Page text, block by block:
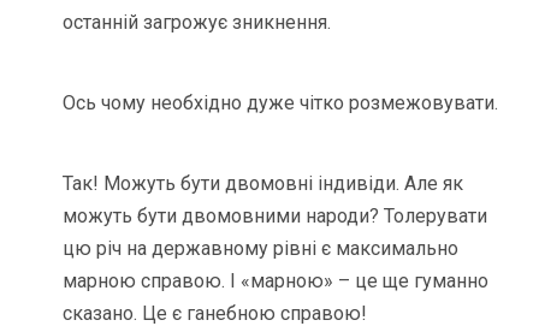
останній загрожує зникнення.
Ось чому необхідно дуже чітко розмежовувати.
Так! Можуть бути двомовні індивіди. Але як
можуть бути двомовними народи? Толерувати
цю річ на державному рівні є максимально
марною справою. І «марною» – це ще гуманно
сказано. Це є ганебною справою!